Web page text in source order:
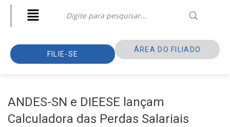
FILIE-SE
ÁREA DO FILIADO
ANDES-SN e DIEESE lançam
Calculadora das Perdas Salariais